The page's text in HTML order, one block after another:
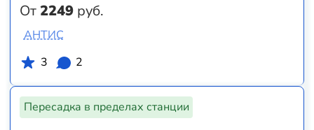
От2249 руб.
АНТИС
3
2
Пересадка в пределах станции